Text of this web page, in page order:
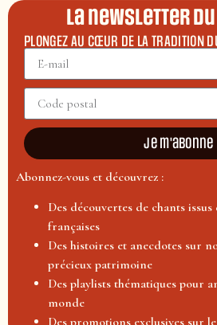
La newsletter
PLONGEZ AU CŒUR DE LA TRADITION
Je m'abonne
Abonnez-vous et découvrez :
Des découvertes de chants
françaises
Des histoires et anecdotes sur
précieux patrimoine
Des playlists thématiques pour
monde